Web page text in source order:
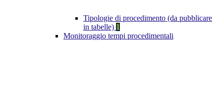
Tipologie di procedimento (da pubblicare
in tabelle) 1
Monitoraggio tempi procedimentali